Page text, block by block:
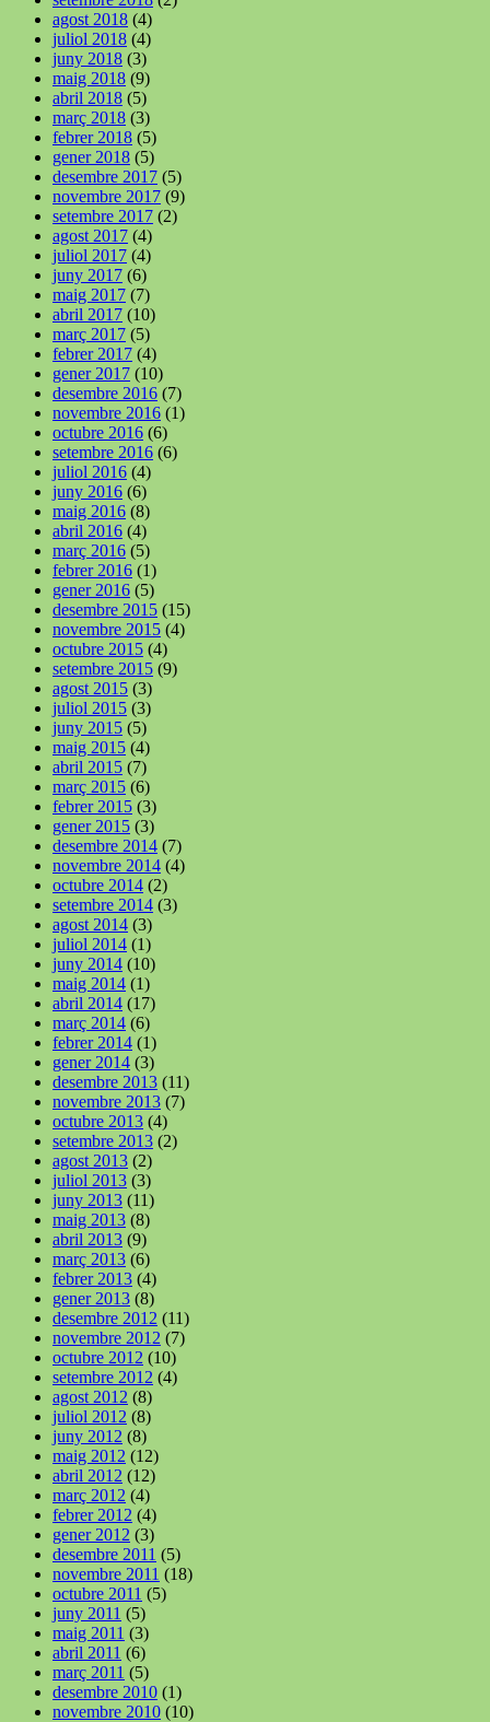
agost 2018 (4)
juliol 2018 (4)
juny 2018 (3)
maig 2018 (9)
abril 2018 (5)
març 2018 (3)
febrer 2018 (5)
gener 2018 (5)
desembre 2017 (5)
novembre 2017 (9)
setembre 2017 (2)
agost 2017 (4)
juliol 2017 (4)
juny 2017 (6)
maig 2017 (7)
abril 2017 (10)
març 2017 (5)
febrer 2017 (4)
gener 2017 (10)
desembre 2016 (7)
novembre 2016 (1)
octubre 2016 (6)
setembre 2016 (6)
juliol 2016 (4)
juny 2016 (6)
maig 2016 (8)
abril 2016 (4)
març 2016 (5)
febrer 2016 (1)
gener 2016 (5)
desembre 2015 (15)
novembre 2015 (4)
octubre 2015 (4)
setembre 2015 (9)
agost 2015 (3)
juliol 2015 (3)
juny 2015 (5)
maig 2015 (4)
abril 2015 (7)
març 2015 (6)
febrer 2015 (3)
gener 2015 (3)
desembre 2014 (7)
novembre 2014 (4)
octubre 2014 (2)
setembre 2014 (3)
agost 2014 (3)
juliol 2014 (1)
juny 2014 (10)
maig 2014 (1)
abril 2014 (17)
març 2014 (6)
febrer 2014 (1)
gener 2014 (3)
desembre 2013 (11)
novembre 2013 (7)
octubre 2013 (4)
setembre 2013 (2)
agost 2013 (2)
juliol 2013 (3)
juny 2013 (11)
maig 2013 (8)
abril 2013 (9)
març 2013 (6)
febrer 2013 (4)
gener 2013 (8)
desembre 2012 (11)
novembre 2012 (7)
octubre 2012 (10)
setembre 2012 (4)
agost 2012 (8)
juliol 2012 (8)
juny 2012 (8)
maig 2012 (12)
abril 2012 (12)
març 2012 (4)
febrer 2012 (4)
gener 2012 (3)
desembre 2011 (5)
novembre 2011 (18)
octubre 2011 (5)
juny 2011 (5)
maig 2011 (3)
abril 2011 (6)
març 2011 (5)
desembre 2010 (1)
novembre 2010 (10)